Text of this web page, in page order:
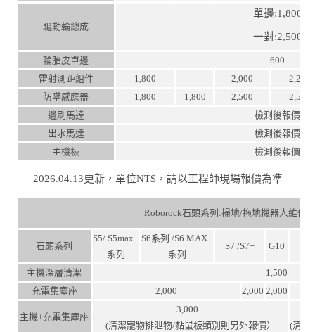
驅動輪總成
單邊:1,800
一對:2,500
輪胎皮單邊
600
雷射測距組件
1,800 - 2,000
2,200
防墜感應器
1,800 1,800 2,500
2,500
邊刷馬達
檢測後報價
出水馬達
檢測後報價
主機板
檢測後報價
2026.04.13更新，單位NT$，請以工程師現場報價為準
Roborock石頭系列:掃地/拖地機器人維修
石頭系列
S5/ S5max
系列
S6系列 /S6 MAX
系列
S7 /S7+ G10
主機深層清潔
1,500
充電集塵座
2,000 2,000 2,000
主機+充電集塵座
3,000
(清潔寵物排泄物/黏鼠板類別則另外報價）
(清潔